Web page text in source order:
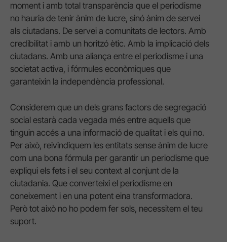
moment i amb total transparència que el periodisme
no hauria de tenir ànim de lucre, sinó ànim de servei
als ciutadans. De servei a comunitats de lectors. Amb
credibilitat i amb un horitzó ètic. Amb la implicació dels
ciutadans. Amb una aliança entre el periodisme i una
societat activa, i fórmules econòmiques que
garanteixin la independència professional.
Considerem que un dels grans factors de segregació
social estarà cada vegada més entre aquells que
tinguin accés a una informació de qualitat i els qui no.
Per això, reivindiquem les entitats sense ànim de lucre
com una bona fórmula per garantir un periodisme que
expliqui els fets i el seu context al conjunt de la
ciutadania. Que converteixi el periodisme en
coneixement i en una potent eina transformadora.
Però tot això no ho podem fer sols, necessitem el teu
suport.